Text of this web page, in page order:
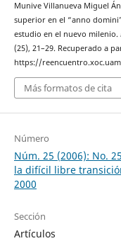
Munive Villanueva Miguel
superior en el “anno
estudio en el nuevo milenio.
(25), 21–29. Recuperado a
https://
Más formatos de cita
Número
Núm. 25 (2006): No.
la difícil libre
2000
Sección
Artículos